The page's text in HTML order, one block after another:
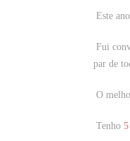
Este
Fui
par de
O
Tenho